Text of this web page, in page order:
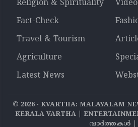
Religion & Spirituality
Video
Fact-Check
Travel & Tourism
Agriculture
Latest News
© 2026‧ KVARTHA: MALAYALAM
KERALA VARTHA |
വാര്‍ത്തകൾ |